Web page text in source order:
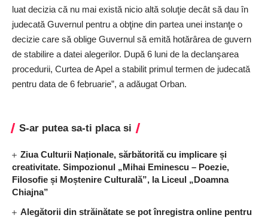
luat decizia că nu mai există nicio altă soluţie decât să dau în
judecată Guvernul pentru a obţine din partea unei instanţe o
decizie care să oblige Guvernul să emită hotărârea de guvern
de stabilire a datei alegerilor. După 6 luni de la declanşarea
procedurii, Curtea de Apel a stabilit primul termen de judecată
pentru data de 6 februarie”, a adăugat Orban.
S-ar putea sa-ti placa si
Ziua Culturii Naționale, sărbătorită cu implicare și
creativitate. Simpozionul „Mihai Eminescu – Poezie,
Filosofie și Moștenire Culturală”, la Liceul „Doamna
Chiajna”
Alegătorii din străinătate se pot înregistra online pentru